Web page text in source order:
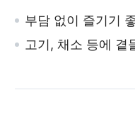
부담 없이 즐기기
고기, 채소 등에 곁